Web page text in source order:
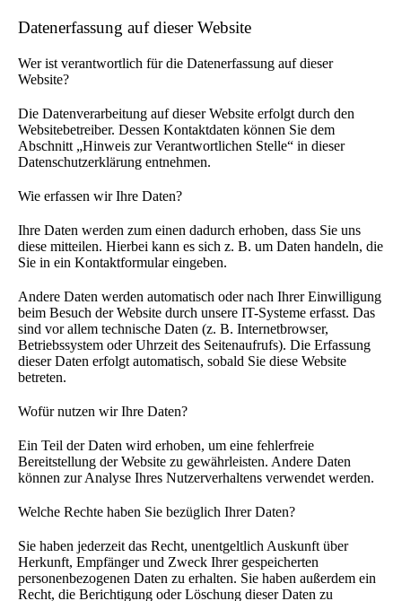
Datenerfassung auf dieser Website
Wer ist verantwortlich für die Datenerfassung auf dieser
Website?
Die Datenverarbeitung auf dieser Website erfolgt durch den
Websitebetreiber. Dessen Kontaktdaten können Sie dem
Abschnitt „Hinweis zur Verantwortlichen Stelle“ in dieser
Datenschutzerklärung entnehmen.
Wie erfassen wir Ihre Daten?
Ihre Daten werden zum einen dadurch erhoben, dass Sie uns
diese mitteilen. Hierbei kann es sich z. B. um Daten handeln, die
Sie in ein Kontaktformular eingeben.
Andere Daten werden automatisch oder nach Ihrer Einwilligung
beim Besuch der Website durch unsere IT-Systeme erfasst. Das
sind vor allem technische Daten (z. B. Internetbrowser,
Betriebssystem oder Uhrzeit des Seitenaufrufs). Die Erfassung
dieser Daten erfolgt automatisch, sobald Sie diese Website
betreten.
Wofür nutzen wir Ihre Daten?
Ein Teil der Daten wird erhoben, um eine fehlerfreie
Bereitstellung der Website zu gewährleisten. Andere Daten
können zur Analyse Ihres Nutzerverhaltens verwendet werden.
Welche Rechte haben Sie bezüglich Ihrer Daten?
Sie haben jederzeit das Recht, unentgeltlich Auskunft über
Herkunft, Empfänger und Zweck Ihrer gespeicherten
personenbezogenen Daten zu erhalten. Sie haben außerdem ein
Recht, die Berichtigung oder Löschung dieser Daten zu